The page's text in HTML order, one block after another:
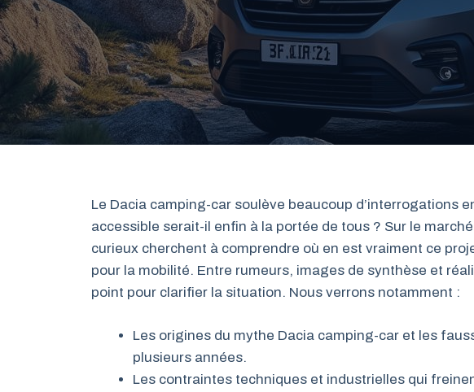
Le Dacia camping-car soulève beaucoup d’interrogations
accessible serait-il enfin à la portée de tous ? Sur le
curieux cherchent à comprendre où en est vraiment ce
pour la mobilité. Entre rumeurs, images de synthèse et
point pour clarifier la situation. Nous verrons notamment :
Les origines du mythe Dacia camping-car et les
plusieurs années.
Les contraintes techniques et industrielles qui